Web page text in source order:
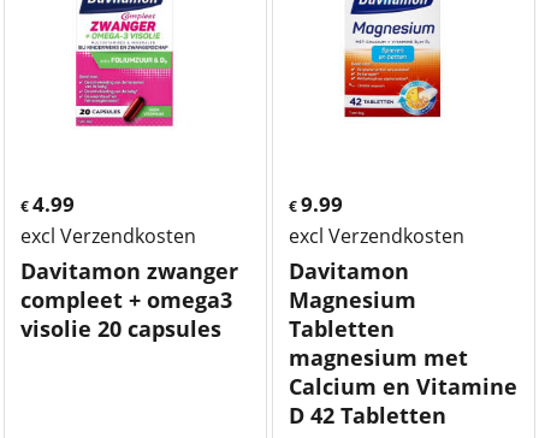
€ 4.99
excl Verzendkosten
Davitamon zwanger
compleet + omega3
visolie 20 capsules
€9.99
excl Verzendkosten
Davitamon
Magnesium
Tabletten
magnesium met
Calcium en Vitamine
D 42 Tabletten